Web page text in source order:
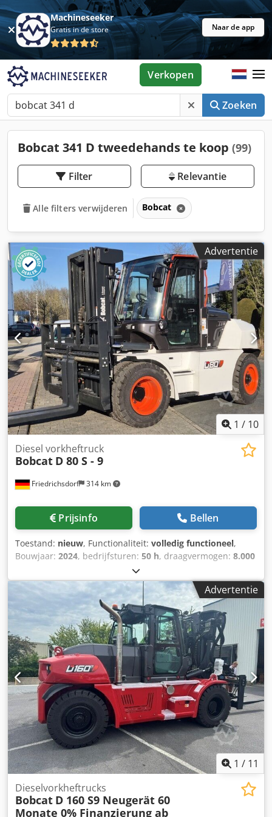
Machineseeker
Gratis in de store Naar de app
Zoeken
Verkopen
Bobcat 341 D tweedehands te koop (99)
Filter Relevantie
Alle filters verwijderen Bobcat
Advertentie
1 / 10
Friedrichsdorf 314 km
Diesel vorkheftruck
Bobcat D 80 S - 9
Prijsinfo Bellen
Toestand: nieuw, Functionaliteit: volledig functioneel,
Bouwjaar: 2024, bedrijfsturen: 50 h, draagvermogen: 8.000
, vrije hefhoogte:
brandstoftype:diesel, masttype:triplex, bouwhoogte:
2.780 mm, vermogen: 59 kW (80,22 pk),
vorkenbordbreedte:2.240 mm, vorklengte:2.400 mm
leeggewicht:
12.406 kg, aandrijftype:Diesel,
Dieselvorkheftrucks Lastzwaartepunt: 600 Vorkbreedte: 180
mm Vorkdikte: 75 mm ISO-klasse: Terminal West Masttype:
Triplex Transmissie: omvormer Snelheidsklasse: 20
Conditie: Nieuw apparaat Technische staat: Nieuw Type
voorbanden: Superelastisch Voorbanden Staat: Nieuw
Type achterbanden: Superelastisch Achterbanden
Conditie: Nieuw zijverschuiver, vorkversteller, 3e ventiel,
4e ventiel, werklamp achter, werklamp voor, verwarming,
volledige cabine, volledige vrije lift, CE-certificaat,
binnenspiegel, buitenspiegel, zwaailicht, stoel, Camera
voor en achter Djdpfexr R Efex Ahgsck
Advertentie
1 / 11
Dieselvorkheftrucks
Bobcat D 160 S9 Neugerät 60
Monate 0% Finanzierung ab